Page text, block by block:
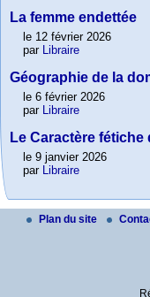
La femme endettée
le 12 février 2026
par Libraire
Géographie de la
le 6 février 2026
par Libraire
Le Caractère
le 9 janvier 2026
par Libraire
Plan du site